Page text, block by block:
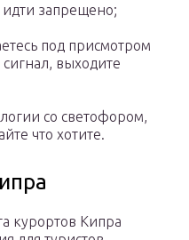
запрещено;
под присмотром
сигнал, выходите
со светофором,
что хотите.
курортов Кипра